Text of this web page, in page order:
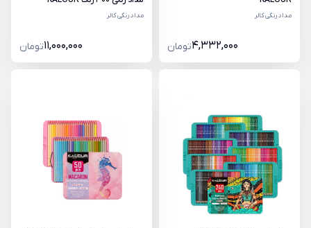
مداد رنگی کالر
4,332,000تومان
مداد رنگی کالر
11,000,000تومان